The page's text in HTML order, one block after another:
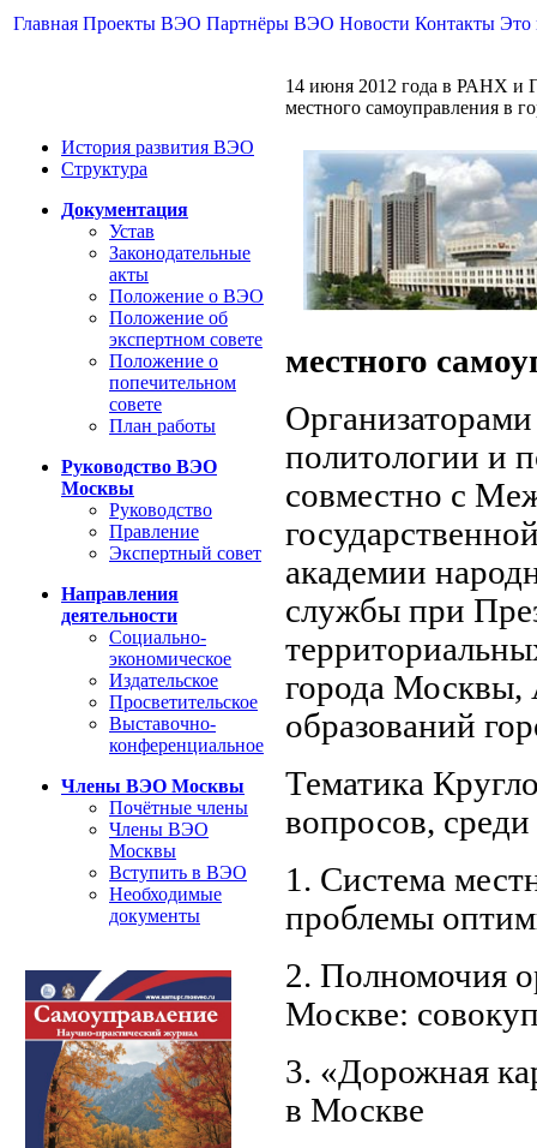
Главная Проекты ВЭО Партнёры ВЭО Новости Контакты Это
История развития ВЭО
Структура
Документация
Устав
Законодательные
акты
Положение о ВЭО
Положение об
экспертном совете
Положение о
попечительном
совете
План работы
Руководство ВЭО
Москвы
Руководство
Правление
Экспертный совет
Направления
деятельности
Социально-
экономическое
Издательское
Просветительское
Выставочно-
конференциальное
Члены ВЭО Москвы
Почётные члены
Члены ВЭО
Москвы
Вступить в ВЭО
Необходимые
документы
14 июня 2012 года в РАНХ и
местного самоуправления в
местного
политологии и
совместно с
академии
службы при
города Москвы,
образований
Тематика
вопросов,
1. Система
проблемы
2. Полномочия
Москве:
3. «Дорожная
в Москве